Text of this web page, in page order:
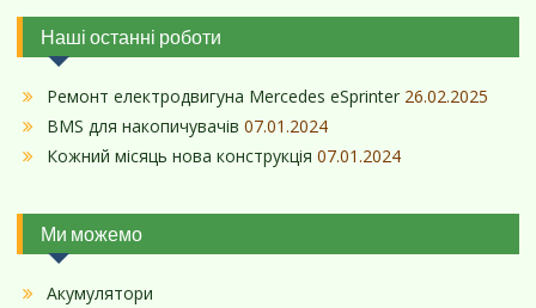
Наші останні роботи
Ремонт електродвигуна Mercedes eSprinter 26.02.2025
BMS для накопичувачів 07.01.2024
Кожний місяць нова конструкція 07.01.2024
Ми можемо
Акумулятори